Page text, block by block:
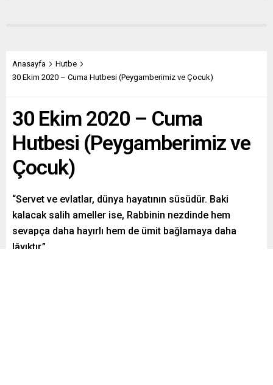
Anasayfa
Hutbe
30 Ekim 2020 – Cuma Hutbesi (Peygamberimiz ve Çocuk)
30 Ekim 2020 – Cuma
Hutbesi (Peygamberimiz ve
Çocuk)
“Servet ve evlatlar, dünya hayatının süsüdür. Baki
kalacak salih ameller ise, Rabbinin nezdinde hem
sevapça daha hayırlı hem de ümit bağlamaya daha
lâyıktır.”